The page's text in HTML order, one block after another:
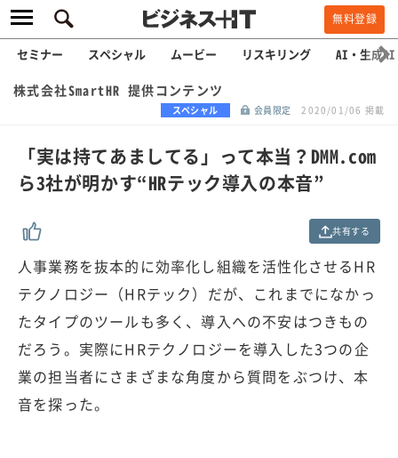
無料登録
セミナー スペシャル ムービー リスキリング AI・生成AI
株式会社SmartHR 提供コンテンツ
スペシャル 会員限定 2020/01/06 掲載
「実は持てあましてる」って本当？DMM.com
ら3社が明かす“HRテック導入の本音”
共有する
人事業務を抜本的に効率化し組織を活性化させるHR
テクノロジー（HRテック）だが、これまでになかっ
たタイプのツールも多く、導入への不安はつきもの
だろう。実際にHRテクノロジーを導入した3つの企
業の担当者にさまざまな角度から質問をぶつけ、本
音を探った。